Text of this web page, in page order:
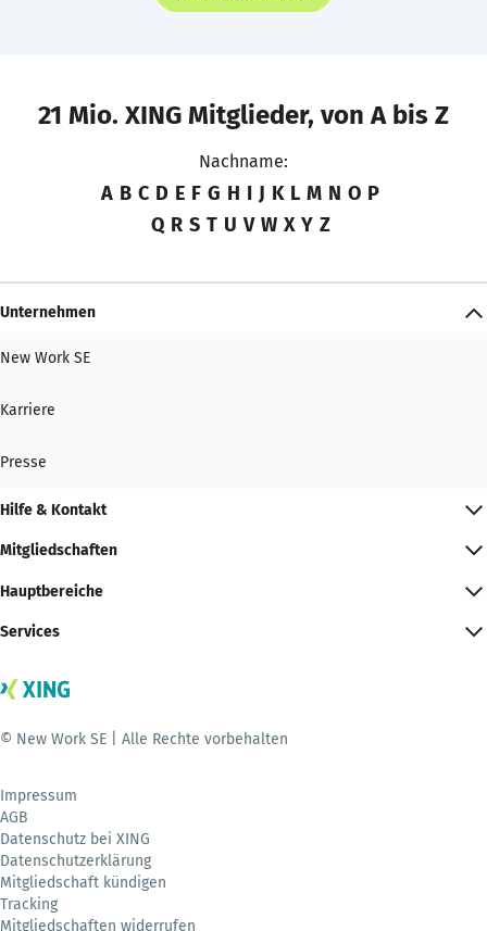
21 Mio. XING Mitglieder, von A bis Z
Nachname:
A B C D E F G H I J K L M N O P
Q R S T U V W X Y Z
Unternehmen
New Work SE
Karriere
Presse
Hilfe & Kontakt
Mitgliedschaften
Hauptbereiche
Services
© New Work SE | Alle Rechte vorbehalten
Impressum
AGB
Datenschutz bei XING
Datenschutzerklärung
Mitgliedschaft kündigen
Tracking
Mitgliedschaften widerrufen